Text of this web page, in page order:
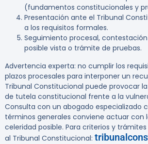
(fundamentos constitucionales y
Presentación ante el Tribunal
a los requisitos formales.
Seguimiento procesal,
posible vista o trámite de pruebas.
Advertencia experta: no cumplir los
plazos procesales para interponer un
Tribunal Constitucional puede provocar
de tutela constitucional frente a la
Consulta con un abogado especializado
términos generales conviene actuar con
celeridad posible. Para criterios y
al Tribunal Constitucional: